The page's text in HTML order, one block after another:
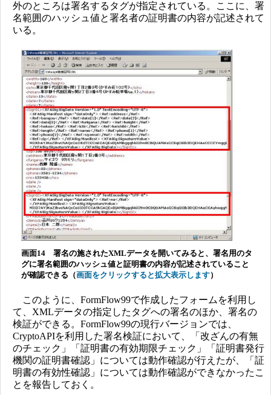
外のところは署名するタグが指定されている。ここに、署
名範囲のハッシュ値と署名者の証明書の内容が記述されて
いる。
画面14 署名の施されたXMLデータを開いてみると、署名用のタ
グに署名範囲のハッシュ値と証明書の内容が記述されていること
が確認できる（画面をクリックすると拡大表示します）
このように、FormFlow99で作成したフォームを利用し
て、XMLデータの指定したタグへの署名のほか、署名の
検証ができる。FormFlow99の現行バージョンでは、
CryptoAPIを利用した署名検証において、「改ざんの有無
のチェック」「証明書の有効期限チェック」「証明書発行
機関の証明書確認」については動作確認が行えたが、「証
明書の有効性確認」については動作確認ができなかったこ
とを報告しておく。